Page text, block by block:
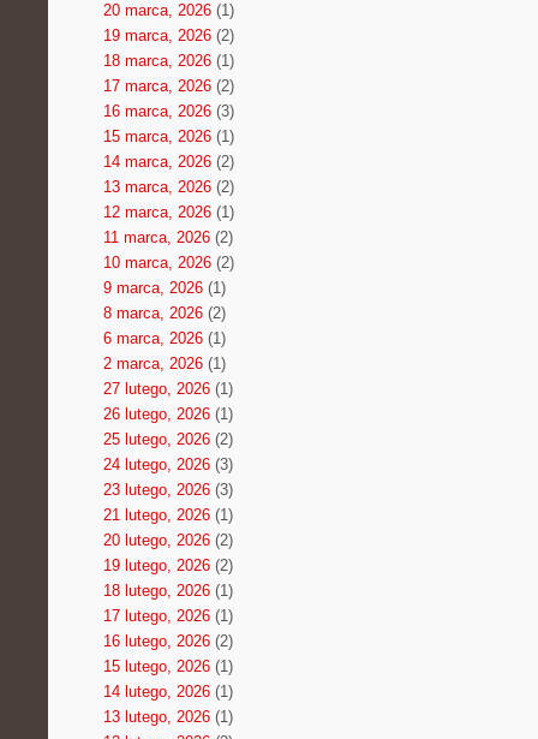
20 marca, 2026(1)
19 marca, 2026(2)
18 marca, 2026(1)
17 marca, 2026(2)
16 marca, 2026(3)
15 marca, 2026(1)
14 marca, 2026(2)
13 marca, 2026(2)
12 marca, 2026(1)
11 marca, 2026(2)
10 marca, 2026(2)
9 marca, 2026(1)
8 marca, 2026(2)
6 marca, 2026(1)
2 marca, 2026(1)
27 lutego, 2026(1)
26 lutego, 2026(1)
25 lutego, 2026(2)
24 lutego, 2026(3)
23 lutego, 2026(3)
21 lutego, 2026(1)
20 lutego, 2026(2)
19 lutego, 2026(2)
18 lutego, 2026(1)
17 lutego, 2026(1)
16 lutego, 2026(2)
15 lutego, 2026(1)
14 lutego, 2026(1)
13 lutego, 2026(1)